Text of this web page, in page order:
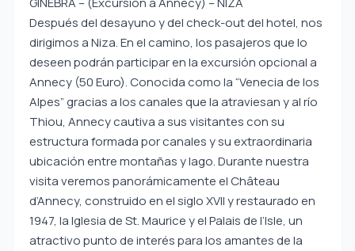
Después del desayuno y del check-out del hotel, nos
dirigimos a Niza. En el camino, los pasajeros que lo
deseen podrán participar en la excursión opcional a
Annecy (50 Euro). Conocida como la “Venecia de los
Alpes” gracias a los canales que la atraviesan y al río
Thiou, Annecy cautiva a sus visitantes con su
estructura formada por canales y su extraordinaria
ubicación entre montañas y lago. Durante nuestra
visita veremos panorámicamente el Château
d’Annecy, construido en el siglo XVII y restaurado en
1947, la Iglesia de St. Maurice y el Palais de l’Isle, un
atractivo punto de interés para los amantes de la